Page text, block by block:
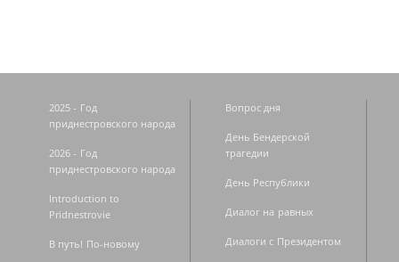
2025 - Год
приднестровского народа
2026 - Год
приднестровского народа
Introduction to
Pridnestrovie
В путь! По-новому
Вопрос дня
День Бендерской
трагедии
День Республики
Диалог на равных
Диалоги с Президентом